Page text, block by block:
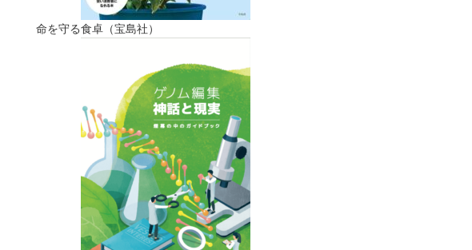
命を守る食卓（宝島社）